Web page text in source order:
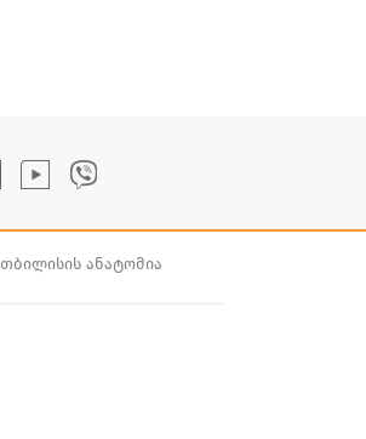
თბილისის ანატომია